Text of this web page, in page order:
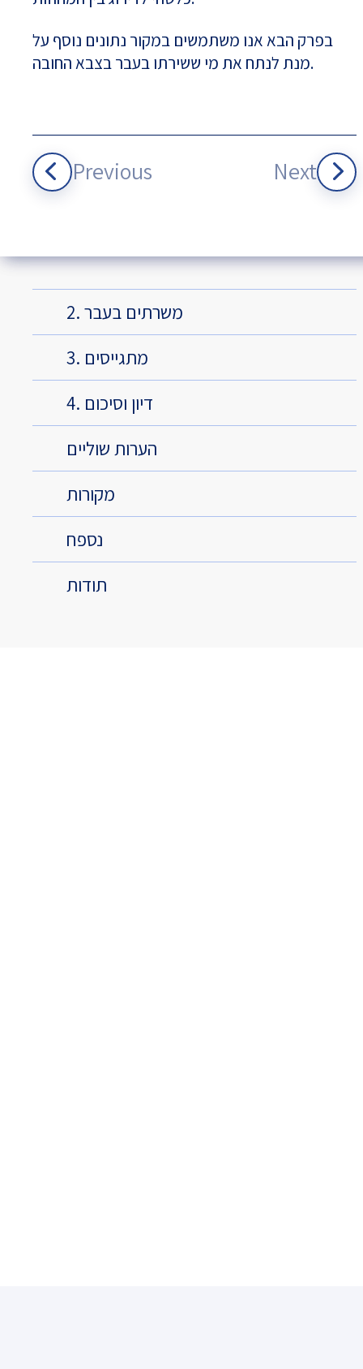
בפרק הבא אנו משתמשים במקור נתונים נוסף על
מנת לנתח את מי ששירתו בעבר בצבא החובה.
Previous Next
2. משרתים בעבר
3. מתגייסים
4. דיון וסיכום
הערות שוליים
מקורות
נספח
תודות